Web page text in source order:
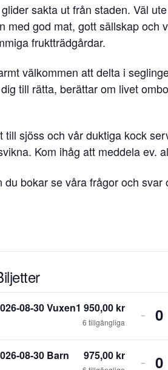
sakta ut från staden. Väl
med god mat, gott sällskap
fruktträdgårdar.
välkommen att delta i
till rätta, berättar om livet
sjöss och vår duktiga kock
Kom ihåg att meddela ev.
bokar se våra frågor och svar
08-30 Vuxen1 950,00 kr
6 tillgängliga
för
-
08-30 Barn 975,00 kr -